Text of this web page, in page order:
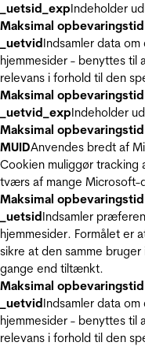
_uetsid_expIndeholder
Maksimal opbevaringstid
_uetvidIndsamler data
hjemmesider - benyttes til
relevans i forhold til den
Maksimal opbevaringstid
_uetvid_expIndeholder
Maksimal opbevaringstid
MUIDAnvendes bredt af
Cookien muliggør tracking
tværs af mange Microsoft-
Maksimal opbevaringstid
_uetsidIndsamler
hjemmesider. Formålet er
sikre at den samme
gange end tiltænkt.
Maksimal opbevaringstid
_uetvidIndsamler data
hjemmesider - benyttes til
relevans i forhold til den